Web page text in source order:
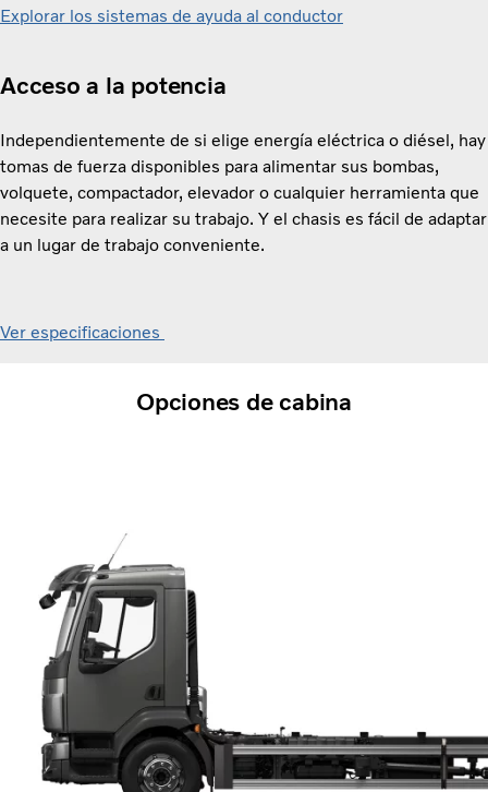
Explorar los sistemas de ayuda al conductor
Acceso a la potencia
Independientemente de si elige energía eléctrica o diésel, hay
tomas de fuerza disponibles para alimentar sus bombas,
volquete, compactador, elevador o cualquier herramienta que
necesite para realizar su trabajo. Y el chasis es fácil de adaptar
a un lugar de trabajo conveniente.
Ver especificaciones
Opciones de cabina